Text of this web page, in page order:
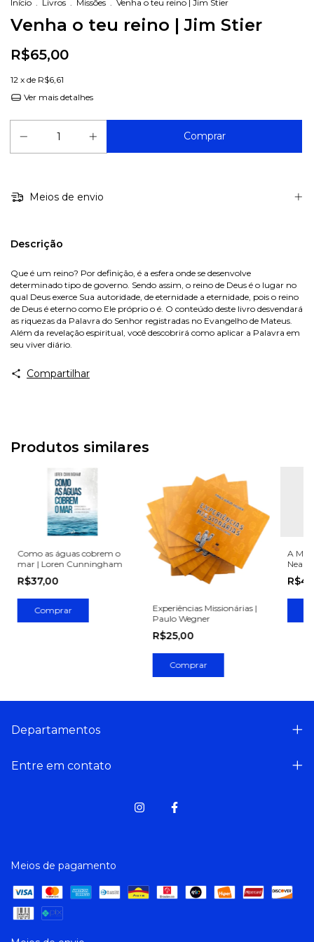
Início . Livros . Missões . Venha o teu reino | Jim Stier
Venha o teu reino | Jim Stier
R$65,00
12 x de R$6,61
Ver mais detalhes
Meios de envio
Descrição
Que é um reino? Por definição, é a esfera onde se desenvolve
determinado tipo de governo. Sendo assim, o reino de Deus é o lugar no
qual Deus exerce Sua autoridade, de eternidade a eternidade, pois o reino
de Deus é eterno como Ele próprio o é. O conteúdo deste livro desvendará
as riquezas da Palavra do Senhor registradas no Evangelho de Mateus.
Além da revelação espiritual, você descobrirá como aplicar a Palavra em
seu viver diário.
Compartilhar
Produtos similares
Como as águas cobrem o
mar | Loren Cunningham
R$37,00
Experiências Missionárias |
Paulo Wegner
R$25,00
A
Neal
Departamentos
Entre em contato
Meios de pagamento